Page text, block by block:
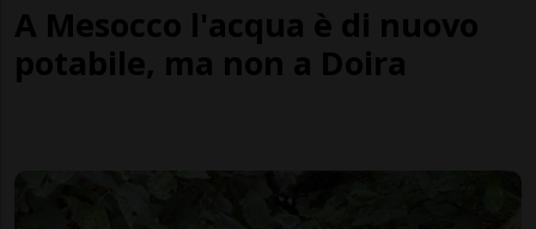
A Mesocco l'acqua è di nuovo
potabile, ma non a Doira